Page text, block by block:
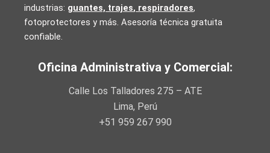
industrias: guantes, trajes, respiradores,
fotoprotectores y más. Asesoría técnica gratuita
confiable.
Oficina Administrativa y Comercial:
Calle Los Talladores 275 – ATE
Lima, Perú
+51 959 267 990